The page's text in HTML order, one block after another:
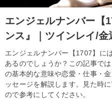
エンジェルナンバー【
ンス』｜ツインレイ/金
エンジェルナンバー【1707】に
あるのでしょうか？この記事で
の基本的な意味や恋愛・仕事・
ッセージを解説します。見た時
ので参考にしてください。